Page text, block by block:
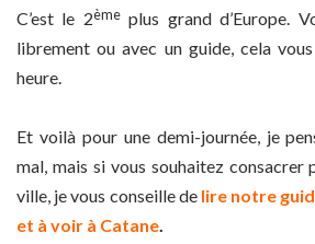
C’est le 2èmeplus grand d’Europe.
librement ou avec un guide, cela
heure.
Et voilà pour une demi-journée, je
mal, mais si vous souhaitez consacrer
ville, je vous conseille de lire notre
et à voir à Catane.